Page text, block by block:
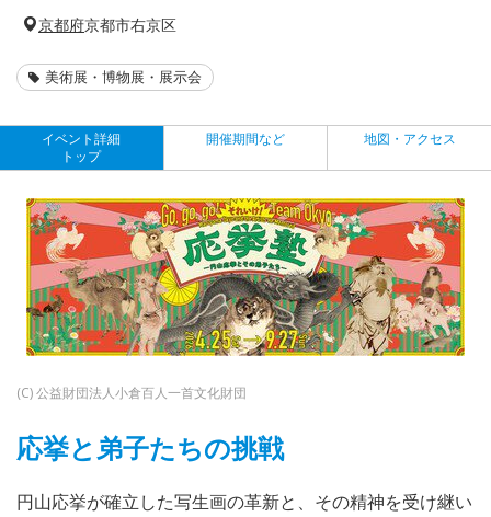
京都府京都市右京区
美術展・博物展・展示会
イベント詳細
トップ
開催期間など 地図・アクセス
(C) 公益財団法人小倉百人一首文化財団
応挙と弟子たちの挑戦
円山応挙が確立した写生画の革新と、その精神を受け継い